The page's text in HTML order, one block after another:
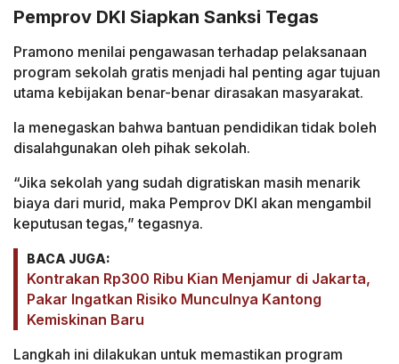
Pemprov DKI Siapkan Sanksi Tegas
Pramono menilai pengawasan terhadap pelaksanaan
program sekolah gratis menjadi hal penting agar tujuan
utama kebijakan benar-benar dirasakan masyarakat.
Ia menegaskan bahwa bantuan pendidikan tidak boleh
disalahgunakan oleh pihak sekolah.
“Jika sekolah yang sudah digratiskan masih menarik
biaya dari murid, maka Pemprov DKI akan mengambil
keputusan tegas,” tegasnya.
BACA JUGA:
Kontrakan Rp300 Ribu Kian Menjamur di Jakarta,
Pakar Ingatkan Risiko Munculnya Kantong
Kemiskinan Baru
Langkah ini dilakukan untuk memastikan program